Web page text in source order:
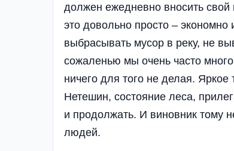
должен ежедневно вносить
это довольно просто –
выбрасывать мусор в реку, не
сожаленью мы очень часто
ничего для того не делая. Яркое
Нетешин, состояние леса,
и продолжать. И виновник тому
людей.